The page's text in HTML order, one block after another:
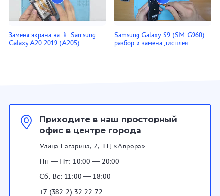
Замена экрана на 📱 Samsung
Galaxy A20 2019 (A205)
Samsung Galaxy S9 (SM-G960) -
разбор и замена дисплея
Приходите в наш просторный
офис в центре города
Улица Гагарина, 7, ТЦ «Аврора»
Пн — Пт: 10:00 — 20:00
Сб, Вс: 11:00 — 18:00
+7 (382-2) 32-22-72